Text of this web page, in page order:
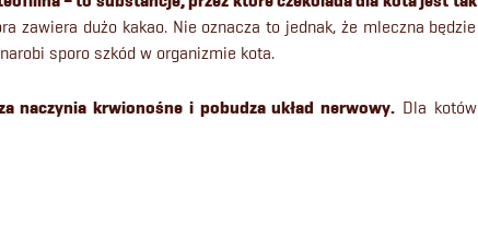
zawiera dużo kakao. Nie oznacza to jednak, że mleczna będzie
sporo szkód w organizmie kota.
naczynia krwionośne i pobudza układ nerwowy. Dla kotów